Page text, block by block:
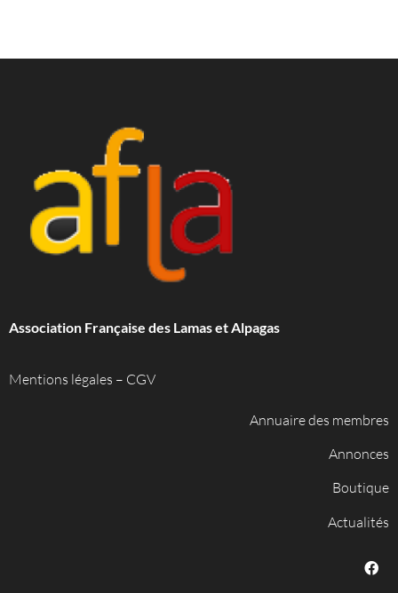
Association Française des Lamas et Alpagas
Mentions légales – CGV
Annuaire des membres
Annonces
Boutique
Actualités